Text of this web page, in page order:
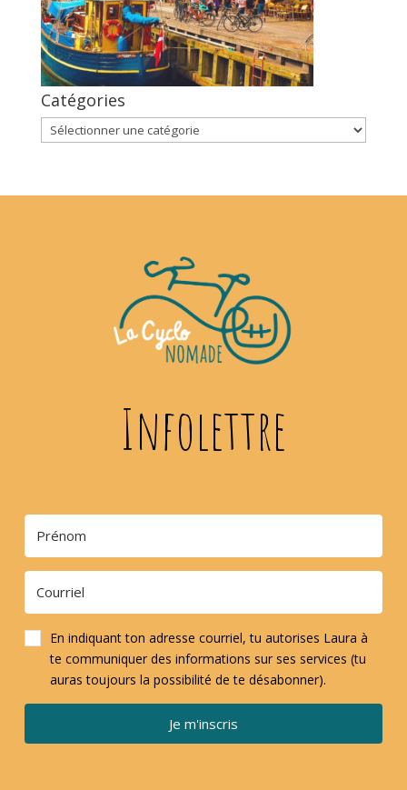
Catégories
Catégories
Infolettre
En indiquant ton adresse courriel, tu autorises Laura à
te communiquer des informations sur ses services (tu
auras toujours la possibilité de te désabonner).
Je m'inscris